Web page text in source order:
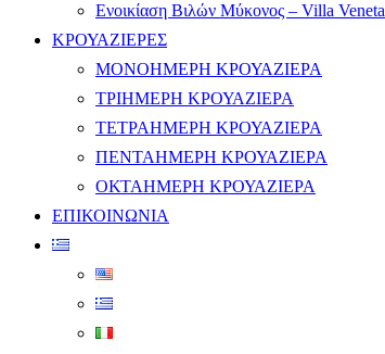
Ενοικίαση Βιλών Μύκονος – Villa Veneta
ΚΡΟΥΑΖΙΕΡΕΣ
ΜΟΝΟΗΜΕΡΗ ΚΡΟΥΑΖΙΕΡΑ
ΤΡΙΗΜΕΡΗ ΚΡΟΥΑΖΙΕΡΑ
ΤΕΤΡΑΗΜΕΡΗ ΚΡΟΥΑΖΙΕΡΑ
ΠΕΝΤΑΗΜΕΡΗ ΚΡΟΥΑΖΙΕΡΑ
ΟΚΤΑΗΜΕΡΗ ΚΡΟΥΑΖΙΕΡΑ
ΕΠΙΚΟΙΝΩΝΙΑ